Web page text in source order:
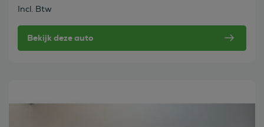
Incl. Btw
Bekijk deze auto